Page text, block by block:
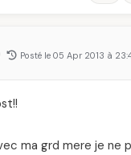
Posté le 05 Apr 2013 à
ma grd mere je ne